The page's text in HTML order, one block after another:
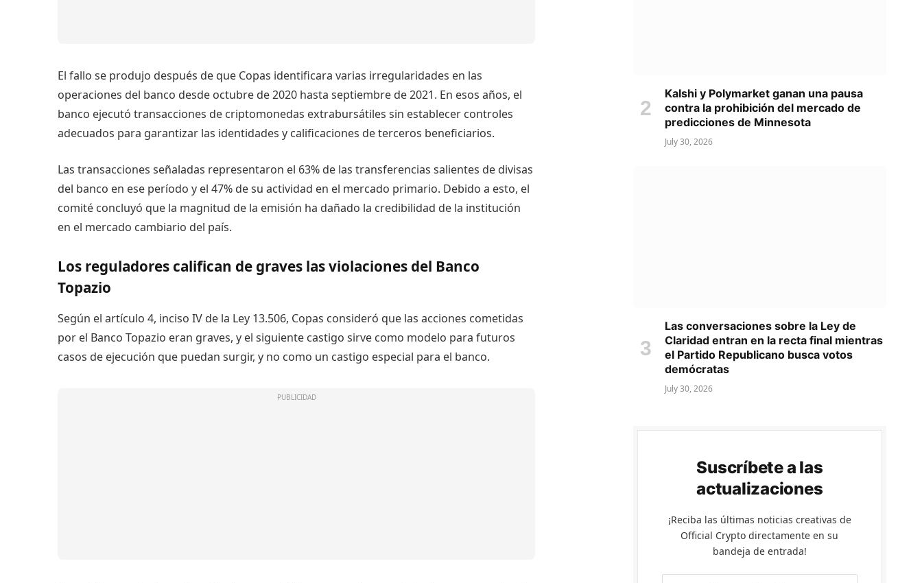
El fallo se produjo después de que Copas identificara varias irregularidades en las
operaciones del banco desde octubre de 2020 hasta septiembre de 2021. En esos años, el
banco ejecutó transacciones de criptomonedas extrabursátiles sin establecer controles
adecuados para garantizar las identidades y calificaciones de terceros beneficiarios.
Las transacciones señaladas representaron el 63% de las transferencias salientes de divisas
del banco en ese período y el 47% de su actividad en el mercado primario. Debido a esto, el
comité concluyó que la magnitud de la emisión ha dañado la credibilidad de la institución
en el mercado cambiario del país.
Los reguladores califican de graves las violaciones del Banco
Topazio
Según el artículo 4, inciso IV de la Ley 13.506, Copas consideró que las acciones cometidas
por el Banco Topazio eran graves, y elsiguiente castigo sirve como modelo para futuros
casos de ejecución que puedan surgir, y no como un castigo especial para el banco.
Kalshi y Polymarket ganan una pausa
contra la prohibición del mercado de
predicciones de Minnesota
July 30, 2026
Las conversaciones sobre la Ley de
Claridad entran en la recta final mientras
el Partido Republicano busca votos
demócratas
July 30, 2026
Suscríbete a las
actualizaciones
¡Reciba las últimas noticias creativas de
Official Crypto directamente en su
bandeja de entrada!